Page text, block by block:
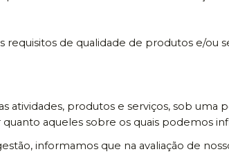
de qualidade de produtos e/ou
atividades, produtos e serviços, sob uma
aqueles sobre os quais podemos
informamos que na avaliação de